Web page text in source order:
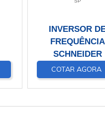
INVERSOR
FREQUÊNCIA
SCHNEIDER
COTAR AGORA